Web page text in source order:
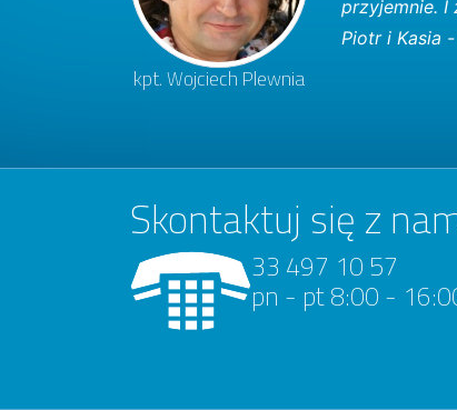
kpt. Wojciech Plewnia
przyjemnie. I
Piotr i Kasia
Skontaktuj się z
33 497 10 57
pn - pt 8:00 -